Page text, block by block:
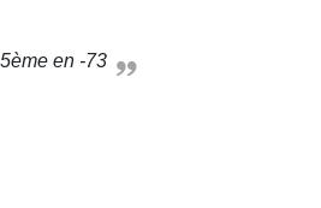
en -73